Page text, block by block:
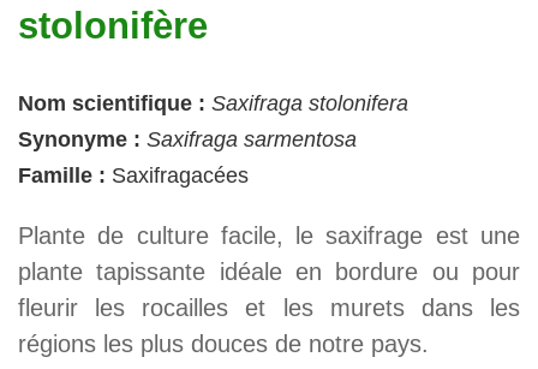
stolonifère
Nom scientifique : Saxifraga stolonifera
Synonyme : Saxifraga sarmentosa
Famille : Saxifragacées
Plante de culture facile, le saxifrage est une
plante tapissante idéale en bordure ou pour
fleurir les rocailles et les murets dans les
régions les plus douces de notre pays.